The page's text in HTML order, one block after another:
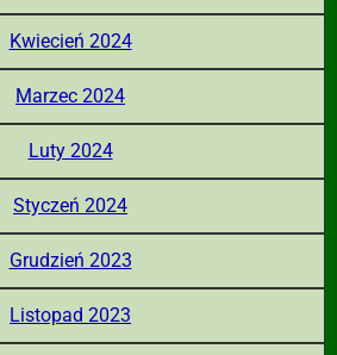
Kwiecień 2024
Marzec 2024
Luty 2024
Styczeń 2024
Grudzień 2023
Listopad 2023